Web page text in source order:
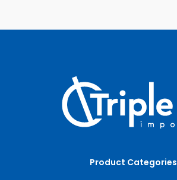
Product Categories